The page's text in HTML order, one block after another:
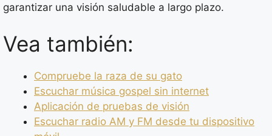
garantizar una visión saludable a largo plazo.
Vea también:
Compruebe la raza de su gato
Escuchar música gospel sin internet
Aplicación de pruebas de visión
Escuchar radio AM y FM desde tu dispositivo